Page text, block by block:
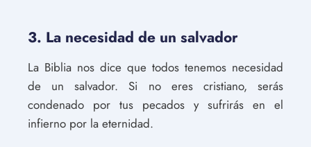
3. La necesidad de un salvador
La Biblia nos dice que todos tenemos necesidad
de un salvador. Si no eres cristiano, serás
condenado por tus pecados y sufrirás en el
infierno por la eternidad.